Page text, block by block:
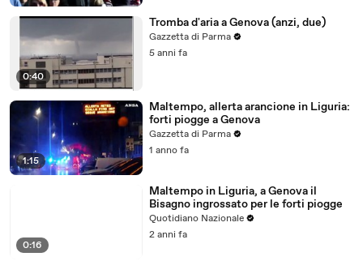
0:40
Tromba d'aria a Genova (anzi, due)
Gazzetta di Parma
5 anni fa
1:15
Maltempo, allerta arancione in Liguria:
forti piogge a Genova
Gazzetta di Parma
1 anno fa
0:16
Maltempo in Liguria, a Genova il
Bisagno ingrossato per le forti piogge
Quotidiano Nazionale
2 anni fa